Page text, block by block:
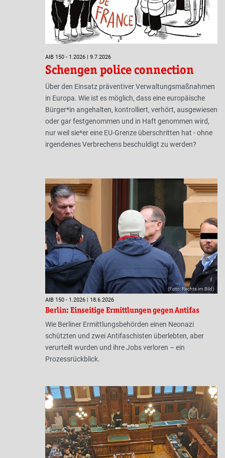
AIB 150 - 1.2026 | 9.7.2026
Schengen police connection
Über den Einsatz präventiver Verwaltungsmaßnahmen
in Europa. Wie ist es möglich, dass eine europäische
Bürger*in angehalten, kontrolliert, verhört, ausgewiesen
oder gar festgenommen und in Haft genommen wird,
nur weil sie*er eine EU-Grenze überschritten hat - ohne
irgendeines Verbrechens beschuldigt zu werden?
(Foto: Rechts im Bild)
AIB 150 - 1.2026 | 18.6.2026
Berlin: Einseitige Ermittlungen gegen Antifas
Wie Berliner Ermittlungsbehörden einen Neonazi
schützten und zwei Antifaschisten überlebten, aber
verurteilt wurden und ihre Jobs verloren – ein
Prozessrückblick.